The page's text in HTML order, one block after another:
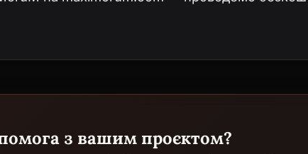
з вашим проєктом?